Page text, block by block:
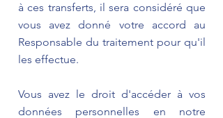
à ces transferts, il sera considéré que
vous avez donné votre accord au
Responsable du traitement pour qu'il
les effectue.
Vous avez le droit d'accéder à vos
données personnelles en notre